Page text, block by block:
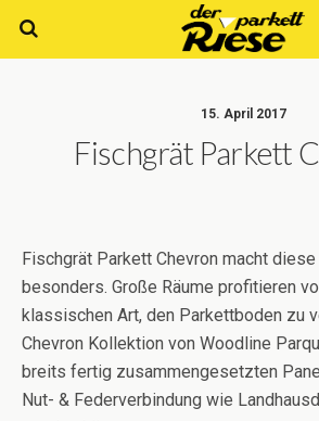
15. April 2017
Fischgrät Parkett
Fischgrät Parkett Chevron macht diese
besonders. Große Räume profitieren
klassischen Art, den Parkettboden zu
Chevron Kollektion von Woodline
breits fertig zusammengesetzten
Nut- & Federverbindung wie